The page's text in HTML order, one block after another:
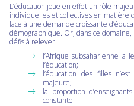
L’éducation joue en effet un rôle
individuelles et collectives en matière
face à une demande croissante
démographique. Or, dans ce
défis à relever :
l’Afrique subsaharienne a
l’éducation;
l’éducation des filles
majeure;
la proportion
constante.